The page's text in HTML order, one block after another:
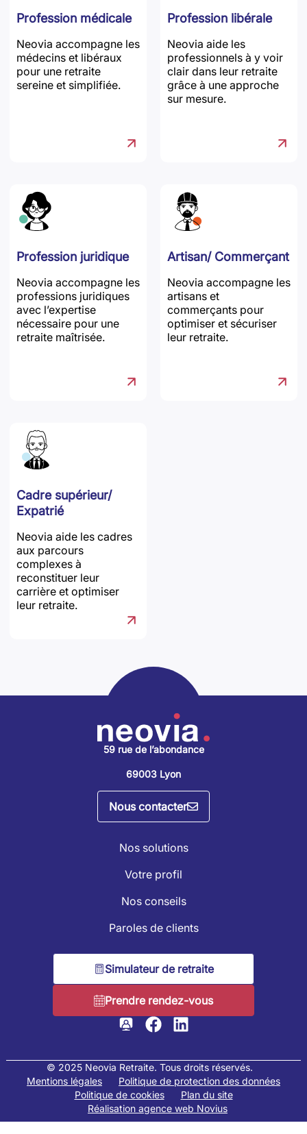
Profession médicale
Neovia accompagne les
médecins et libéraux
pour une retraite
sereine et simplifiée.
Profession libérale
Neovia aide les
professionnels à y voir
clair dans leur retraite
grâce à une approche
sur mesure.
Profession juridique
Neovia accompagne les
professions juridiques
avec l’expertise
nécessaire pour une
retraite maîtrisée.
Artisan/ Commerçant
Neovia accompagne les
artisans et
commerçants pour
optimiser et sécuriser
leur retraite.
Cadre supérieur/
Expatrié
Neovia aide les cadres
aux parcours
complexes à
reconstituer leur
carrière et optimiser
leur retraite.
59 rue de l’abondance
69003 Lyon
Nous contacter
Nos solutions
Votre profil
Nos conseils
Paroles de clients
Simulateur de retraite
Prendre rendez-vous
© 2025 Neovia Retraite. Tous droits réservés.
Mentions légales
Politique de protection des données
Politique de cookies
Plan du site
Réalisation agence web Novius